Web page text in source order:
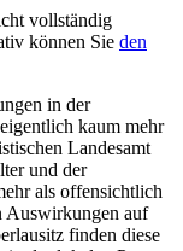
vollständig
können Sie den
in der
kaum mehr
Landesamt
und der
als offensichtlich
Auswirkungen auf
finden diese